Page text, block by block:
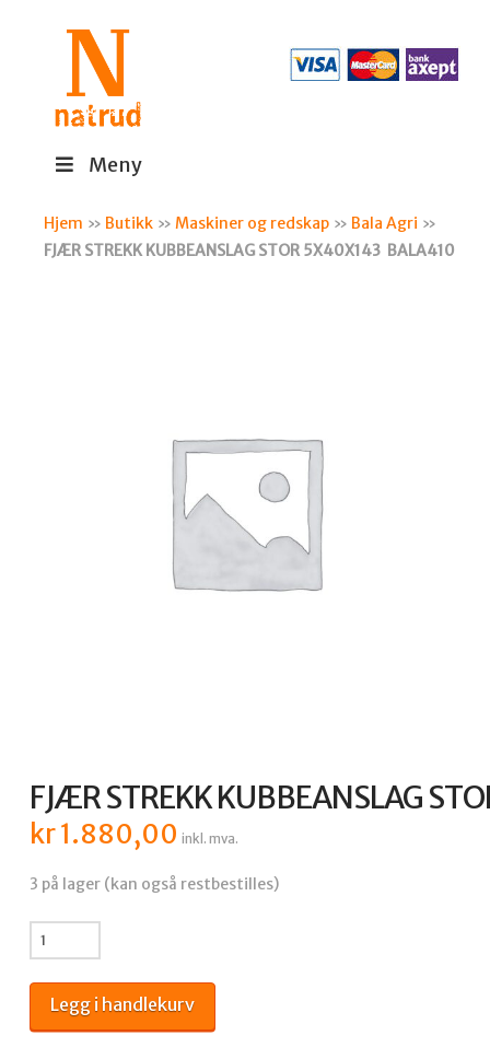
Meny
Hjem » Butikk »Maskiner og redskap » Bala Agri »
FJÆR STREKK KUBBEANSLAG STOR 5X40X143 BALA410
FJÆR STREKK KUBBEANSLAG
kr1.880,00 inkl. mva.
3 på lager (kan også restbestilles)
FJÆR STREKK KUBBEANSLAG STOR 5X40X143 BALA410
antall
Legg i handlekurv